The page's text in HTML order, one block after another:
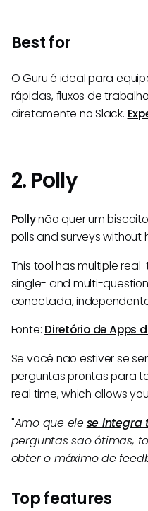
Best for
O Guru é ideal para
rápidas, fluxos de
diretamente no Slack.
2. Polly
Pollynão quer um
polls and surveys without
This tool has multiple
single- and multi-
conectada,
Fonte: Diretório de Apps
Se você não estiver se
perguntas prontas para
real time, which allows
"Amo que elese integra
perguntas são ótimas,
obter o máximo de
Top features